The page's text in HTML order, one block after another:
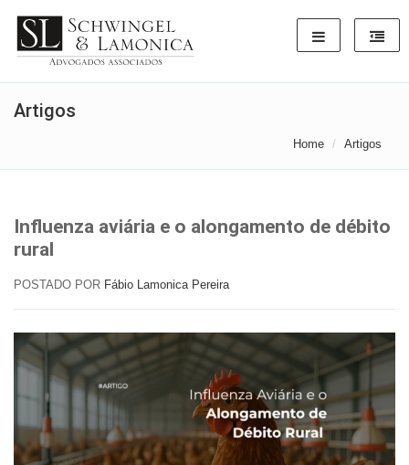
Artigos
Home Artigos
Influenza aviária e o alongamento de débito
rural
POSTADO POR Fábio Lamonica Pereira